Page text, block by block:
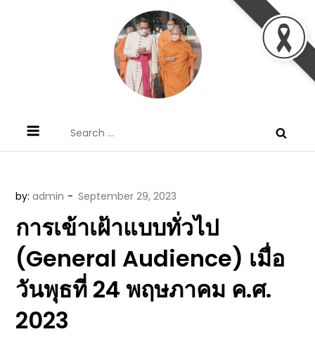
ประทานพระพรแก่พวกท่านท้งหลายเทอญ
for:
by:admin
การเข้าเฝ้าแบบทั่วไป
(General Audience) เมื่อ
วันพุธที่ 24 พฤษภาคม ค.ศ.
2023